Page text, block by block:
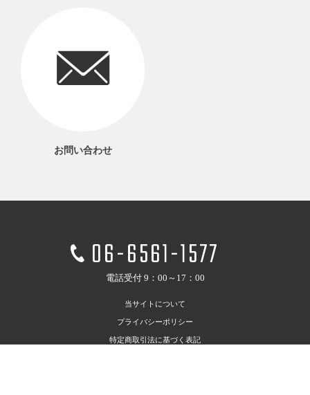
お問い合わせ
06-6561-1577
電話受付 9：00～17：00
当サイトについて
プライバシーポリシー
特定商取引法に基づく表記